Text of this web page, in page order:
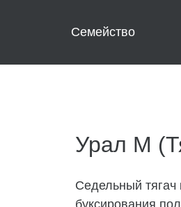
Семейство
Урал М
Седельный тягач
буксирования